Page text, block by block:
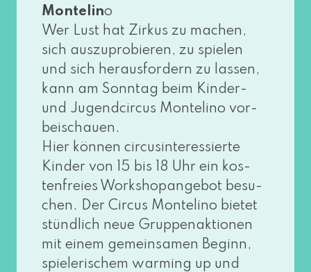
Montelino
Wer Lust hat Zirkus zu machen,
sich aus­zu­pro­bie­ren, zu spie­len
und sich her­aus­for­dern zu las­sen,
kann am Sonntag beim Kinder-
und Jugendcircus Montelino vor­
bei­schau­en.
Hier kön­nen cir­cu­s­in­ter­es­sier­te
Kinder von 15 bis 18 Uhr ein kos­
ten­frei­es Workshopangebot besu­
chen. Der Circus Montelino bie­tet
stünd­lich neue Gruppenaktionen
mit einem gemein­sa­men Beginn,
spie­le­ri­schem warm­ing up und